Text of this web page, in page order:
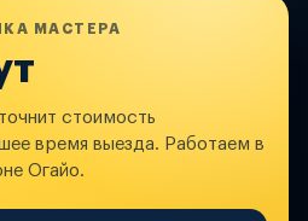
МАСТЕРА
стоимость
время выезда. Работаем в
Огайо.